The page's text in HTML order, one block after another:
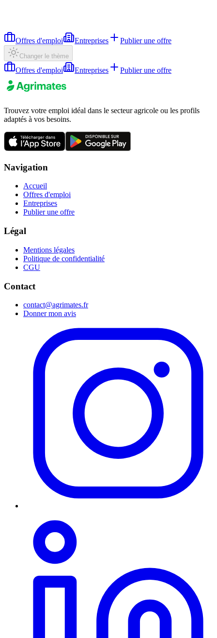
Offres d'emploi Entreprises Publier une offre
Changer le thème
Offres d'emploi Entreprises Publier une offre
Trouvez votre emploi idéal dans le secteur agricole ou les profils
adaptés à vos besoins.
Navigation
Accueil
Offres d'emploi
Entreprises
Publier une offre
Légal
Mentions légales
Politique de confidentialité
CGU
Contact
contact@agrimates.fr
Donner mon avis